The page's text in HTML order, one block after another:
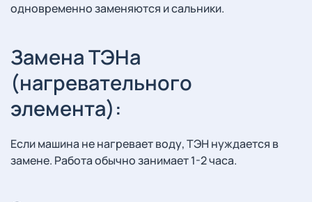
одновременно заменяются и сальники.
Замена ТЭНа
(нагревательного
элемента):
Если машина не нагревает воду, ТЭН нуждается в
замене. Работа обычно занимает 1-2 часа.